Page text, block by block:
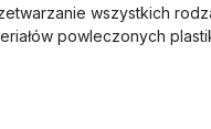
wszystkich
powleczonych